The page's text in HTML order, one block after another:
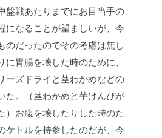
盤戦あたりまでにお目当手の
になることが望ましいが、今
のだったのでその考慮は無し
に胃腸を壊した時のために、
ーズドライと茎わかめなどの
た。（茎わかめと芋けんぴが
）お腹を壊したりした時のた
ケトルを持参したのだが、今